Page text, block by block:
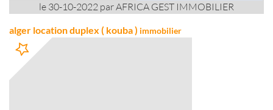
le 30-10-2022 par AFRICA GEST IMMOBILIER
alger location duplex ( kouba ) immobilier